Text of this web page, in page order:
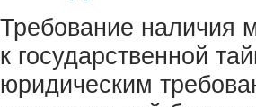
Требование наличия
к государственной
юридическим